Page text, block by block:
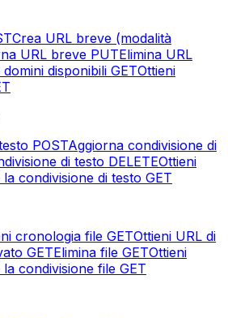
Crea URL breve (modalità
URL breve PUTElimina URL
domini disponibili GETOttieni
POSTAggiorna condivisione di
di testo DELETEOttieni
condivisione di testo GET
cronologia file GETOttieni URL di
GETElimina file GETOttieni
condivisione file GET